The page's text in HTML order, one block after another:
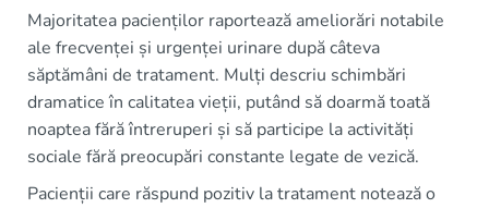
Majoritatea pacienților raportează ameliorări notabile
ale frecvenței și urgenței urinare după câteva
săptămâni de tratament. Mulți descriu schimbări
dramatice în calitatea vieții, putând să doarmă toată
noaptea fără întreruperi și să participe la activități
sociale fără preocupări constante legate de vezică.
Pacienții care răspund pozitiv la tratament notează o